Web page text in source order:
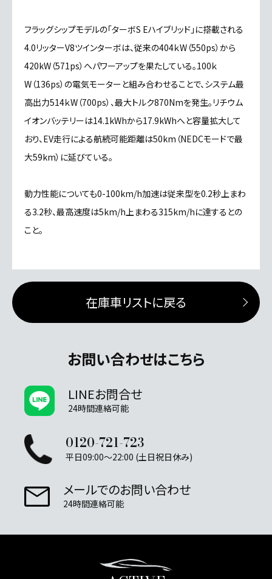
フラッグシップモデルの「ターボS Eハイブリッド」に搭載される
4.0リッターV8ツインターボは、従来の404ｋW（550ps）から
420kW（571ps）へパワーアップを果たしている。100ｋ
W（136ps）の電気モーターと組み合わせることで、システム最
高出力514ｋW（700ps）、最大トルク870Nmを発生。リチウム
イオンバッテリーは14.1kWhから17.9kWhへと容量拡大して
おり、EV走行による航続可能距離は50km（NEDCモードで最
大59km）に延びている。
動力性能についても0-100km/h加速は従来型を0.2秒上まわ
る3.2秒、最高速度は5km/h上まわる315km/hに達するとの
こと。
在庫車リストに戻る
お問い合わせはこちら
LINEお問合せ
24時間連絡可能
0120-721-723
平日09:00～22:00 (土日祝日休み)
メールでのお問い合わせ
24時間連絡可能